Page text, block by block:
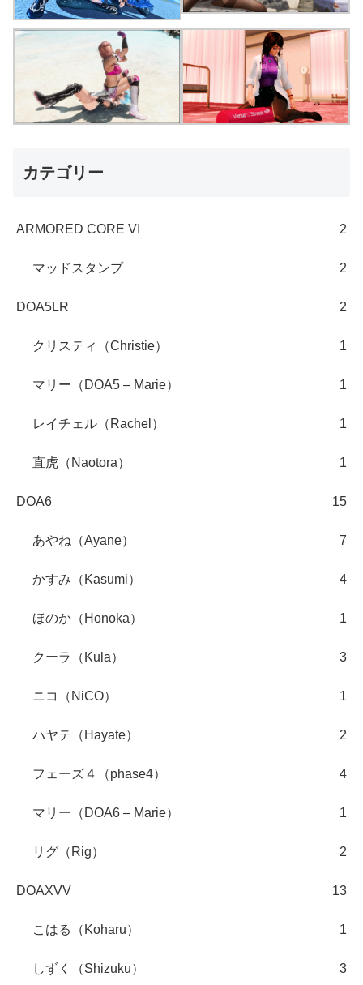
カテゴリー
ARMORED CORE VI 2
マッドスタンプ 2
DOA5LR 2
クリスティ（Christie） 1
マリー（DOA5 – Marie） 1
レイチェル（Rachel） 1
直虎（Naotora） 1
DOA6 15
あやね（Ayane） 7
かすみ（Kasumi） 4
ほのか（Honoka） 1
クーラ（Kula） 3
ニコ（NiCO） 1
ハヤテ（Hayate） 2
フェーズ４（phase4） 4
マリー（DOA6 – Marie） 1
リグ（Rig） 2
DOAXVV 13
こはる（Koharu） 1
しずく（Shizuku） 3